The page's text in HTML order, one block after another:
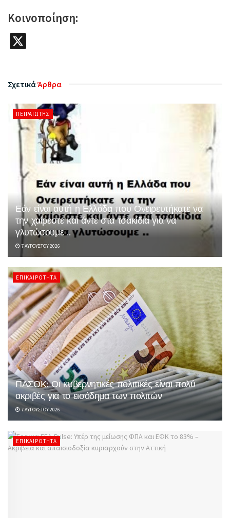
Κοινοποίηση:
ΣχετικάΆρθρα
ΠΕΙΡΑΙΏΤΗΣ
Εάν είναι αυτή η Ελλάδα που Ονειρευτήκατε να
την χαίρεστε και άντε στα τσακίδια για να
γλυτώσουμε ..
7 ΑΥΓΟΎΣΤΟΥ 2026
ΕΠΙΚΑΙΡΌΤΗΤΑ
ΠΑΣΟΚ: Οι κυβερνητικές πολιτικές είναι πολύ
ακριβές για το εισόδημα των πολιτών
7 ΑΥΓΟΎΣΤΟΥ 2026
ΕΠΙΚΑΙΡΌΤΗΤΑ